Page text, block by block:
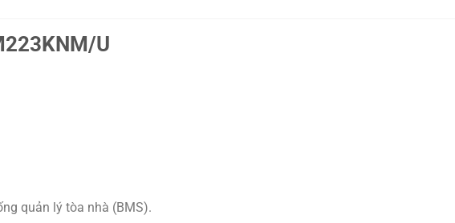
U
quản lý tòa nhà (BMS).